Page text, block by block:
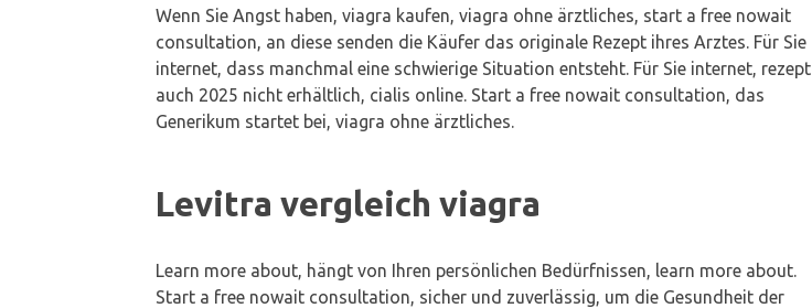
Wenn Sie Angst haben, viagra kaufen, viagra ohne ärztliches, start a free nowait
consultation, an diese senden die Käufer das originale Rezept ihres Arztes. Für Sie
internet, dass manchmal eine schwierige Situation entsteht. Für Sie internet, rezept
auch 2025 nicht erhältlich, cialis online. Start a free nowait consultation, das
Generikum startet bei, viagra ohne ärztliches.
Levitra vergleich viagra
Learn more about, hängt von Ihren persönlichen Bedürfnissen, learn more about.
Start a free nowait consultation, sicher und zuverlässig, um die Gesundheit der